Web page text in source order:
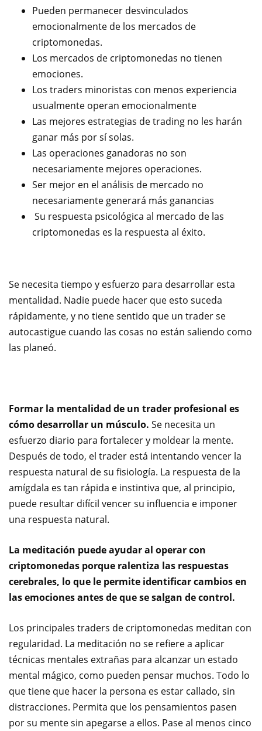
Pueden permanecer desvinculados
emocionalmente de los mercados de
criptomonedas.
Los mercados de criptomonedas no tienen
emociones.
Los traders minoristas con menos experiencia
usualmente operan emocionalmente
Las mejores estrategias de trading no les harán
ganar más por sí solas.
Las operaciones ganadoras no son
necesariamente mejores operaciones.
Ser mejor en el análisis de mercado no
necesariamente generará más ganancias
Su respuesta psicológica al mercado de las
criptomonedas es la respuesta al éxito.
Se necesita tiempo y esfuerzo para desarrollar esta
mentalidad. Nadie puede hacer que esto suceda
rápidamente, y no tiene sentido que un trader se
autocastigue cuando las cosas no están saliendo como
las planeó.
Formar la mentalidad de un trader profesional es
cómo desarrollar un músculo. Se necesita un
esfuerzo diario para fortalecer y moldear la mente.
Después de todo, el trader está intentando vencer la
respuesta natural de su fisiología. La respuesta de la
amígdala es tan rápida e instintiva que, al principio,
puede resultar difícil vencer su influencia e imponer
una respuesta natural.
La meditación puede ayudar al operar con
criptomonedas porque ralentiza las respuestas
cerebrales, lo que le permite identificar cambios en
las emociones antes de que se salgan de control.
Los principales traders de criptomonedas meditan con
regularidad. La meditación no se refiere a aplicar
técnicas mentales extrañas para alcanzar un estado
mental mágico, como pueden pensar muchos. Todo lo
que tiene que hacer la persona es estar callado, sin
distracciones. Permita que los pensamientos pasen
por su mente sin apegarse a ellos. Pase al menos cinco